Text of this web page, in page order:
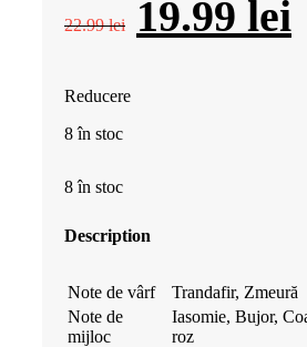
22.99lei
Prețul
22.99 lei.
19.99 lei
Reducere
8 în stoc
8 în stoc
Description
Note de vârf
Trandafir, Zmeură
Note de
mijloc
Iasomie, Bujor,
roz